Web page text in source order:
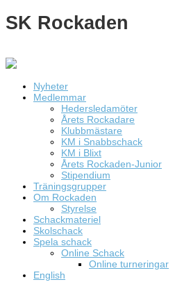
SK Rockaden
Nyheter
Medlemmar
Hedersledamöter
Årets Rockadare
Klubbmästare
KM i Snabbschack
KM i Blixt
Årets Rockaden-Junior
Stipendium
Träningsgrupper
Om Rockaden
Styrelse
Schackmateriel
Skolschack
Spela schack
Online Schack
Online turneringar
English